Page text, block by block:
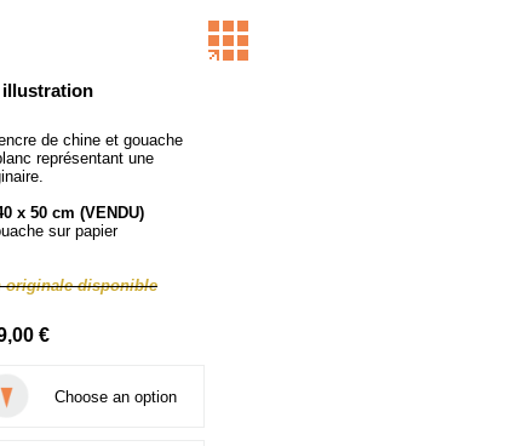
de chine et gouache
représentant une
x 50 cm (VENDU)
sur papier
originale disponible
€
Choose an option